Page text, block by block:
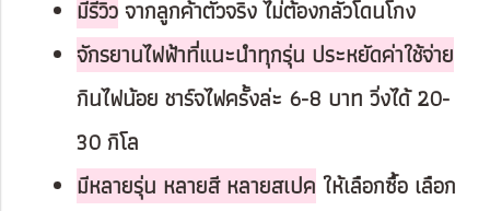
มีรีวิวจากลูกค้าตัวจริง ไม่ต้องกลัวโดนโกง
จักรยานไฟฟ้าที่แนะนำทุกรุ่น ประหยัดค่าใช้จ่าย
กินไฟน้อย ชาร์จไฟครั้งล่ะ 6-8 บาท วิ่งได้ 20-
30 กิโล
มีหลายรุ่น หลายสี หลายสเปค ให้เลือกซื้อ เลือก